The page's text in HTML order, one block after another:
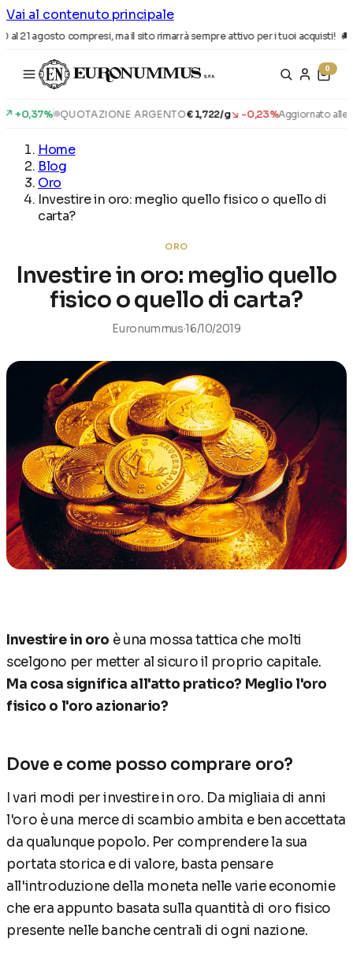
Vai al contenuto principale
agosto compresi, ma il sito rimarrà sempre attivo per i tuoi acquisti! 🚚
0
QUOTAZIONE ARGENTO€ 1,722/g↘ -0,23%Aggiornato alle:
Home
Blog
Oro
Investire in oro: meglio quello fisico o quello di
carta?
ORO
Investire in oro: meglio quello
fisico o quello di carta?
Euronummus·16/10/2019
Investire in oro è una mossa tattica che molti
scelgono per metter al sicuro il proprio capitale.
Ma cosa significa all'atto pratico? Meglio l'oro
fisico o l'oro azionario?
Dove e come posso comprare oro?
I vari modi per investire in oro. Da migliaia di anni
l'oro è una merce di scambio ambita e ben accettata
da qualunque popolo. Per comprendere la sua
portata storica e di valore, basta pensare
all'introduzione della moneta nelle varie economie
che era appunto basata sulla quantità di oro fisico
presente nelle banche centrali di ogni nazione.